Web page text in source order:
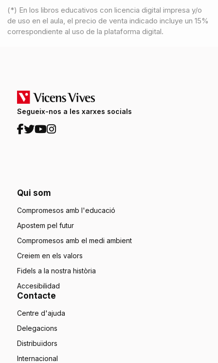
(*) En los libros educativos con licencia digital impresa y/o
de uso en el aula, el precio de venta indicado incluye un 15%
correspondiente al uso de la plataforma digital.
Segueix-nos a les xarxes socials
Qui som
Compromesos amb l'educació
Apostem pel futur
Compromesos amb el medi ambient
Creiem en els valors
Fidels a la nostra història
Accesibilidad
Contacte
Centre d'ajuda
Delegacions
Distribuïdors
Internacional